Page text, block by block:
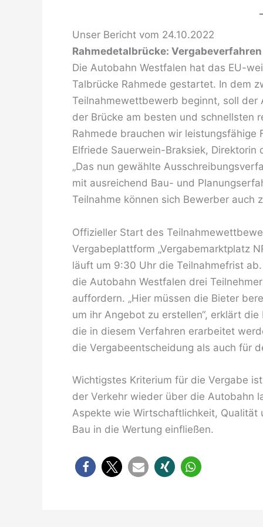
Unser Bericht vom 24.10.2022
Rahmedetalbrücke:
Die Autobahn Westfalen hat das EU-
Talbrücke Rahmede gestartet. In dem
Teilnahmewettbewerb beginnt, soll
der Brücke am besten und schnellsten
Rahmede brauchen wir leistungsfähige
Elfriede Sauerwein-Braksiek,
„Das nun gewählte
mit ausreichend Bau- und
Teilnahme können sich Bewerber auch
Offizieller Start des
Vergabeplattform „Vergabemarktplatz
läuft um 9:30 Uhr die Teilnahmefrist
die Autobahn Westfalen drei
auffordern. „Hier müssen die Bieter
um ihr Angebot zu erstellen“, erklärt
die in diesem Verfahren erarbeitet
die Vergabeentscheidung als auch für
Wichtigstes Kriterium für die Vergabe
der Verkehr wieder über die Autobahn
Aspekte wie Wirtschaftlichkeit,
Bau in die Wertung einfließen.